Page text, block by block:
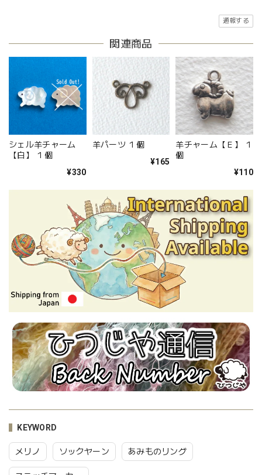
KEYWORD
メリノ ソックヤーン あみものリング
通報する
関連商品
シェル羊チャーム
【白】 １個
¥330
羊パーツ １個
¥165
羊チャーム【Ｅ】 １
個
¥110